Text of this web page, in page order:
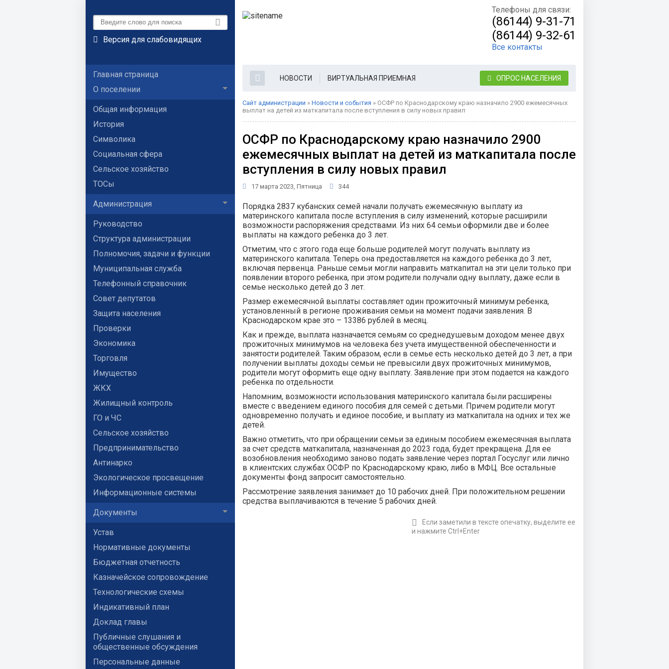
Версия для слабовидящих
Телефоны для связи:
(86144) 9-31-71
(86144) 9-32-61
Все контакты
Главная страница
О поселении
Общая информация
История
Символика
Социальная сфера
Сельское хозяйство
ТОСы
Администрация
Руководство
Структура администрации
Полномочия, задачи и функции
Муниципальная служба
Телефонный справочник
Совет депутатов
Защита населения
Проверки
Экономика
Торговля
Имущество
ЖКХ
Жилищный контроль
ГО и ЧС
Сельское хозяйство
Предпринимательство
Антинарко
Экологическое просвещение
Информационные системы
Документы
Устав
Нормативные документы
Бюджетная отчетность
Казначейское сопровождение
Технологические схемы
Индикативный план
Доклад главы
Публичные слушания и
общественные обсуждения
Персональные данные
НОВОСТИ ВИРТУАЛЬНАЯ ПРИЕМНАЯ ОПРОС НАСЕЛЕНИЯ
Сайт администрации » Новости и события » ОСФР по Краснодарскому краю назначило 2900 ежемесячных
выплат на детей из маткапитала после вступления в силу новых правил
ОСФР по Краснодарскому краю назначило 2900
ежемесячных выплат на детей из маткапитала после
вступления в силу новых правил
17 марта 2023, Пятница 344
Порядка 2837 кубанских семей начали получать ежемесячную выплату из
материнского капитала после вступления в силу изменений, которые расширили
возможности распоряжения средствами. Из них 64 семьи оформили две и более
выплаты на каждого ребенка до 3 лет.
Отметим, что с этого года еще больше родителей могут получать выплату из
материнского капитала. Теперь она предоставляется на каждого ребенка до 3 лет,
включая первенца. Раньше семьи могли направить маткапитал на эти цели только при
появлении второго ребенка, при этом родители получали одну выплату, даже если в
семье несколько детей до 3 лет.
Размер ежемесячной выплаты составляет один прожиточный минимум ребенка,
установленный в регионе проживания семьи на момент подачи заявления. В
Краснодарском крае это – 13386 рублей в месяц.
Как и прежде, выплата назначается семьям со среднедушевым доходом менее двух
прожиточных минимумов на человека без учета имущественной обеспеченности и
занятости родителей. Таким образом, если в семье есть несколько детей до 3 лет, а при
получении выплаты доходы семьи не превысили двух прожиточных минимумов,
родители могут оформить еще одну выплату. Заявление при этом подается на каждого
ребенка по отдельности.
Напомним, возможности использования материнского капитала были расширены
вместе с введением единого пособия для семей с детьми. Причем родители могут
одновременно получать и единое пособие, и выплату из маткапитала на одних и тех же
детей.
Важно отметить, что при обращении семьи за единым пособием ежемесячная выплата
за счет средств маткапитала, назначенная до 2023 года, будет прекращена. Для ее
возобновления необходимо заново подать заявление через портал Госуслуг или лично
в клиентских службах ОСФР по Краснодарскому краю, либо в МФЦ. Все остальные
документы фонд запросит самостоятельно.
Рассмотрение заявления занимает до 10 рабочих дней. При положительном решении
средства выплачиваются в течение 5 рабочих дней.